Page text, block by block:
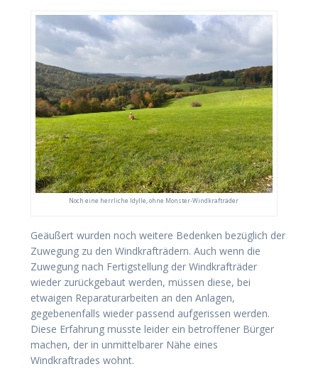
Noch eine herrliche Idylle, ohne Monster-Windkrafträder
Geäußert wurden noch weitere Bedenken bezüglich der
Zuwegung zu den Windkrafträdern. Auch wenn die
Zuwegung nach Fertigstellung der Windkrafträder
wieder zurückgebaut werden, müssen diese, bei
etwaigen Reparaturarbeiten an den Anlagen,
gegebenenfalls wieder passend aufgerissen werden.
Diese Erfahrung musste leider ein betroffener Bürger
machen, der in unmittelbarer Nähe eines
Windkraftrades wohnt.